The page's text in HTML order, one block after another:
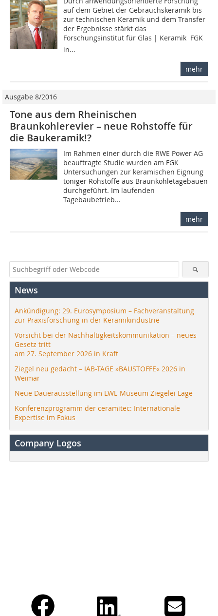
auf dem Gebiet der Gebrauchskeramik bis
zur technischen Keramik und dem Transfer
der Ergebnisse stärkt das
Forschungsinstitut für Glas | Keramik  FGK
in...
mehr
Ausgabe 8/2016
Tone aus dem Rheinischen
Braunkohlerevier – neue Rohstoffe für
die Baukeramik!?
Im Rahmen einer durch die RWE Power AG
beauftragte Studie wurden am FGK
Untersuchungen zur keramischen Eignung
toniger Rohstoffe aus Braunkohletagebauen
durchgeführt. Im laufenden
Tagebaubetrieb...
mehr
News
Ankündigung: 29. Eurosymposium – Fachveranstaltung
zur Praxisforschung in der Keramikindustrie
Vorsicht bei der Nachhaltigkeitskommunikation – neues
Gesetz tritt
am 27. September 2026 in Kraft
Ziegel neu gedacht – IAB-TAGE »BAUSTOFFE« 2026 in
Weimar
Neue Dauerausstellung im LWL-Museum Ziegelei Lage
Konferenzprogramm der ceramitec: Internationale
Expertise im Fokus
Company Logos